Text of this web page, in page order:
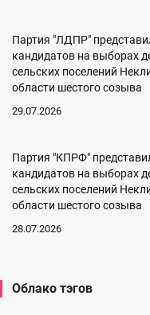
Партия "ЛДПР"
кандидатов на выборах
сельских поселений
области шестого созыва
29.07.2026
Партия "КПРФ"
кандидатов на выборах
сельских поселений
области шестого созыва
28.07.2026
Облако тэгов